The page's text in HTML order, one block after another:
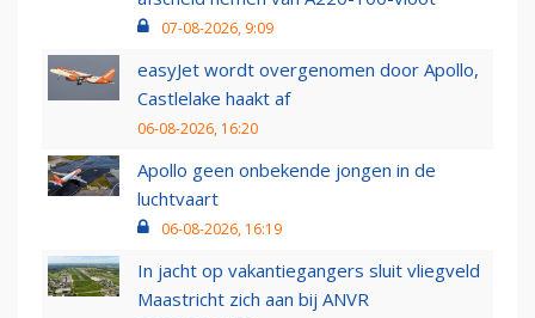
07-08-2026, 9:09
easyJet wordt overgenomen door Apollo,
Castlelake haakt af
06-08-2026, 16:20
Apollo geen onbekende jongen in de
luchtvaart
06-08-2026, 16:19
In jacht op vakantiegangers sluit vliegveld
Maastricht zich aan bij ANVR